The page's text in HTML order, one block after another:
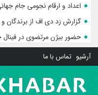
اعداد و ارقام نجومی جام جهانی
گزارش زد دی اف از برندگان و
حضور بیژن مرتضوی در فینال
آرشیو تماس با ما